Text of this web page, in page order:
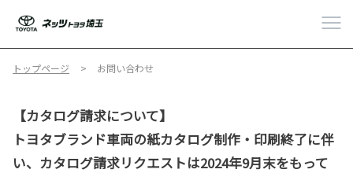
トップページ お問い合わせ
【カタログ請求について】
トヨタブランド車両の紙カタログ制作・印刷終了に伴
い、カタログ請求リクエストは2024年9月末をもって